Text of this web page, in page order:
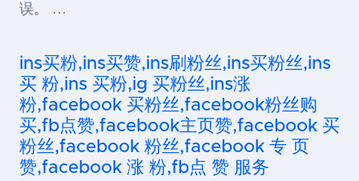
误。 …
ins买粉,ins买赞,ins刷粉丝,ins买粉丝,ins
买 粉,ins 买粉,ig 买粉丝,ins涨
粉,facebook 买粉丝,facebook粉丝购
买,fb点赞,facebook主页赞,facebook 买
粉丝,facebook 粉丝,facebook 专 页
赞,facebook 涨 粉,fb点 赞 服务